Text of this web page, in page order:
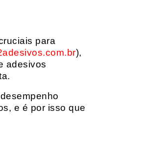
para
),
adesivos
e é por isso que